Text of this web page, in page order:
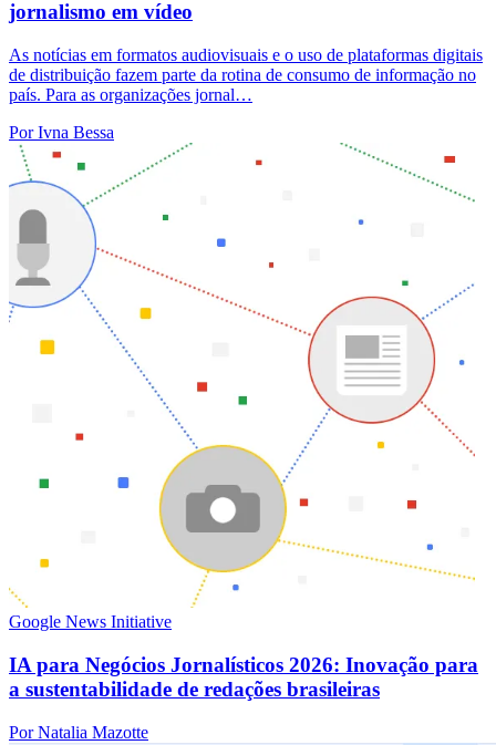
jornalismo em vídeo
As notícias em formatos audiovisuais e o uso de plataformas digitais
de distribuição fazem parte da rotina de consumo de informação no
país. Para as organizações jornal…
Por Ivna Bessa
Google News Initiative
IA para Negócios Jornalísticos 2026: Inovação para
a sustentabilidade de redações brasileiras
Por Natalia Mazotte